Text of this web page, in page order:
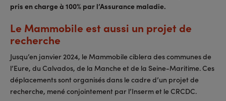
pris en charge à 100% par l’Assurance maladie.
Le Mammobile est aussi un projet de
recherche
Jusqu’en janvier 2024, le Mammobile ciblera des communes de
l’Eure, du Calvados, de la Manche et de la Seine-Maritime. Ces
déplacements sont organisés dans le cadre d’un projet de
recherche, mené conjointement par l’Inserm et le CRCDC.